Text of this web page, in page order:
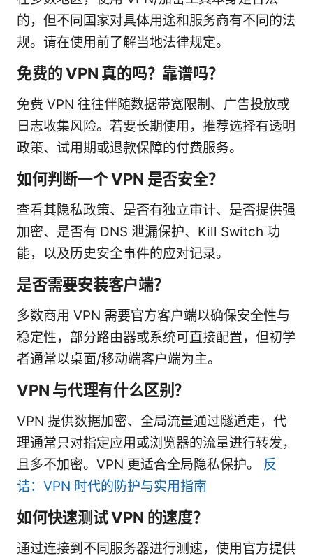
的，但不同国家对具体用途和服务商有不同的法
规。请在使用前了解当地法律规定。
免费的 VPN 真的吗？靠谱吗？
免费 VPN 往往伴随数据带宽限制、广告投放或
日志收集风险。若要长期使用，推荐选择有透明
政策、试用期或退款保障的付费服务。
如何判断一个 VPN 是否安全？
查看其隐私政策、是否有独立审计、是否提供强
加密、是否有 DNS 泄漏保护、Kill Switch 功
能，以及历史安全事件的应对记录。
是否需要安装客户端？
多数商用 VPN 需要官方客户端以确保安全性与
稳定性，部分路由器或系统可直接配置，但初学
者通常以桌面/移动端客户端为主。
VPN 与代理有什么区别？
VPN 提供数据加密、全局流量通过隧道走，代
理通常只对指定应用或浏览器的流量进行转发，
且多不加密。VPN 更适合全局隐私保护。 反
诘：VPN 时代的防护与实用指南
如何快速测试 VPN 的速度？
通过连接到不同服务器进行测速，使用官方提供